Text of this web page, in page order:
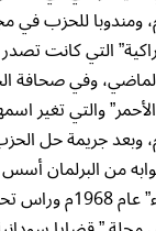
ومندوبا للحزب
التي كانت
وفي صحافة
الأحمر” والتي تغير
من البرلمان
“الضياء” عام